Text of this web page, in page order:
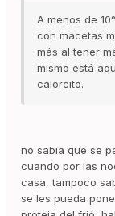
A menos de
con macetas
más al tener
mismo está
calorcito.
no sabia que se
cuando por las
casa, tampoco
se les pueda